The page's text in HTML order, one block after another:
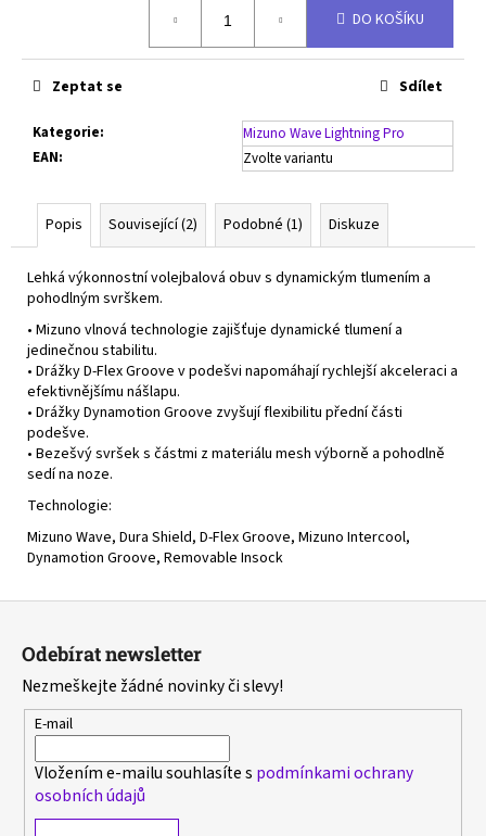
DO KOŠÍKU
Kategorie:
Mizuno Wave Lightning Pro
EAN: Zvolte variantu
Zeptat se Sdílet
Popis Související (2) Podobné (1) Diskuze
Lehká výkonnostní volejbalová obuv s dynamickým tlumením a
pohodlným svrškem.
• Mizuno vlnová technologie zajišťuje dynamické tlumení a
jedinečnou stabilitu.
• Drážky D-Flex Groove v podešvi napomáhají rychlejší akceleraci a
efektivnějšímu nášlapu.
• Drážky Dynamotion Groove zvyšují flexibilitu přední části
podešve.
• Bezešvý svršek s částmi z materiálu mesh výborně a pohodlně
sedí na noze.
Technologie:
Mizuno Wave, Dura Shield, D-Flex Groove, Mizuno Intercool,
Dynamotion Groove, Removable Insock
Odebírat newsletter
Nezmeškejte žádné novinky či slevy!
E-mail
Vložením e-mailu souhlasíte s podmínkami ochrany
osobních údajů